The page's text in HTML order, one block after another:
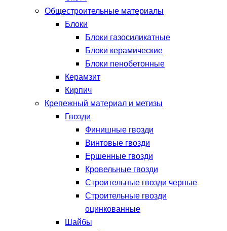
Общестроительные материалы
Блоки
Блоки газосиликатные
Блоки керамические
Блоки пенобетонные
Керамзит
Кирпич
Крепежный материал и метизы
Гвозди
Финишные гвозди
Винтовые гвозди
Ершенные гвозди
Кровельные гвозди
Строительные гвозди черные
Строительные гвозди
оцинкованные
Шайбы